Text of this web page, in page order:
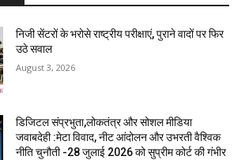
निजी सेंटरों के भरोसे राष्ट्रीय परीक्षाएं, पुराने वादों पर फिर
उठे सवाल
August 3, 2026
डिजिटल संप्रभुता,लोकतंत्र और सोशल मीडिया
जवाबदेही :मेटा विवाद, नीट आंदोलन और उभरती वैश्विक
नीति चुनौती -28 जुलाई 2026 को सुप्रीम कोर्ट की गंभीर